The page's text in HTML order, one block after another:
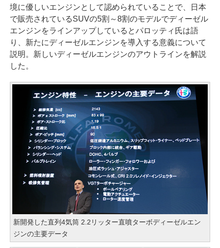
境に優しいエンジンとして認められていることで、日本
で販売されているSUVの5割～8割のモデルでディーゼル
エンジンをラインアップしているとパロッティ氏は語
り、新たにディーゼルエンジンを導入する意義について
説明。新しいディーゼルエンジンのアウトラインを解説
した。
新開発した直列4気筒 2.2リッター直噴ターボディーゼルエン
ジンの主要データ